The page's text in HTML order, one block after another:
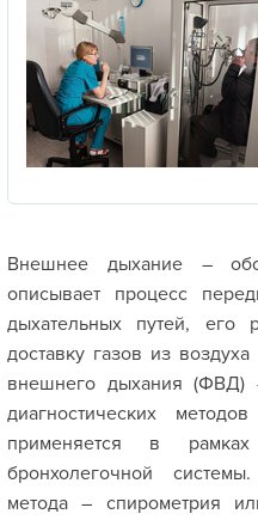
Внешнее дыхание –
описывает процесс
дыхательных путей, его
доставку газов из
внешнего дыхания
диагностических
применяется в рамках
бронхолегочной
метода – спирометрия